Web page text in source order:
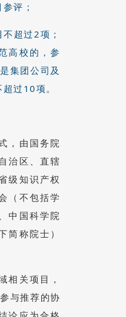
评；
超过2项；
高校的，参
集团公司及
过10项。
，由国务院
治区、直辖
级知识产权
（不包括学
中国科学院
简称院士）
相关项目，
与推荐的协